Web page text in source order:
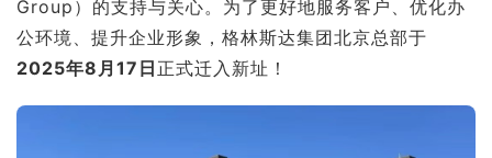
Group）的支持与关心。为了更好地服务客户、优化办
公环境、提升企业形象，格林斯达集团北京总部于
2025年8月17日 正式迁入新址！